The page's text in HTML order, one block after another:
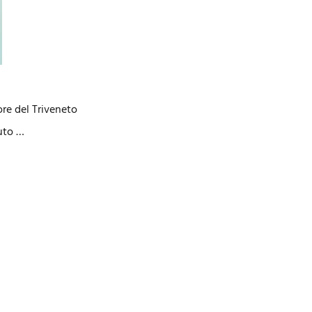
del Triveneto
…